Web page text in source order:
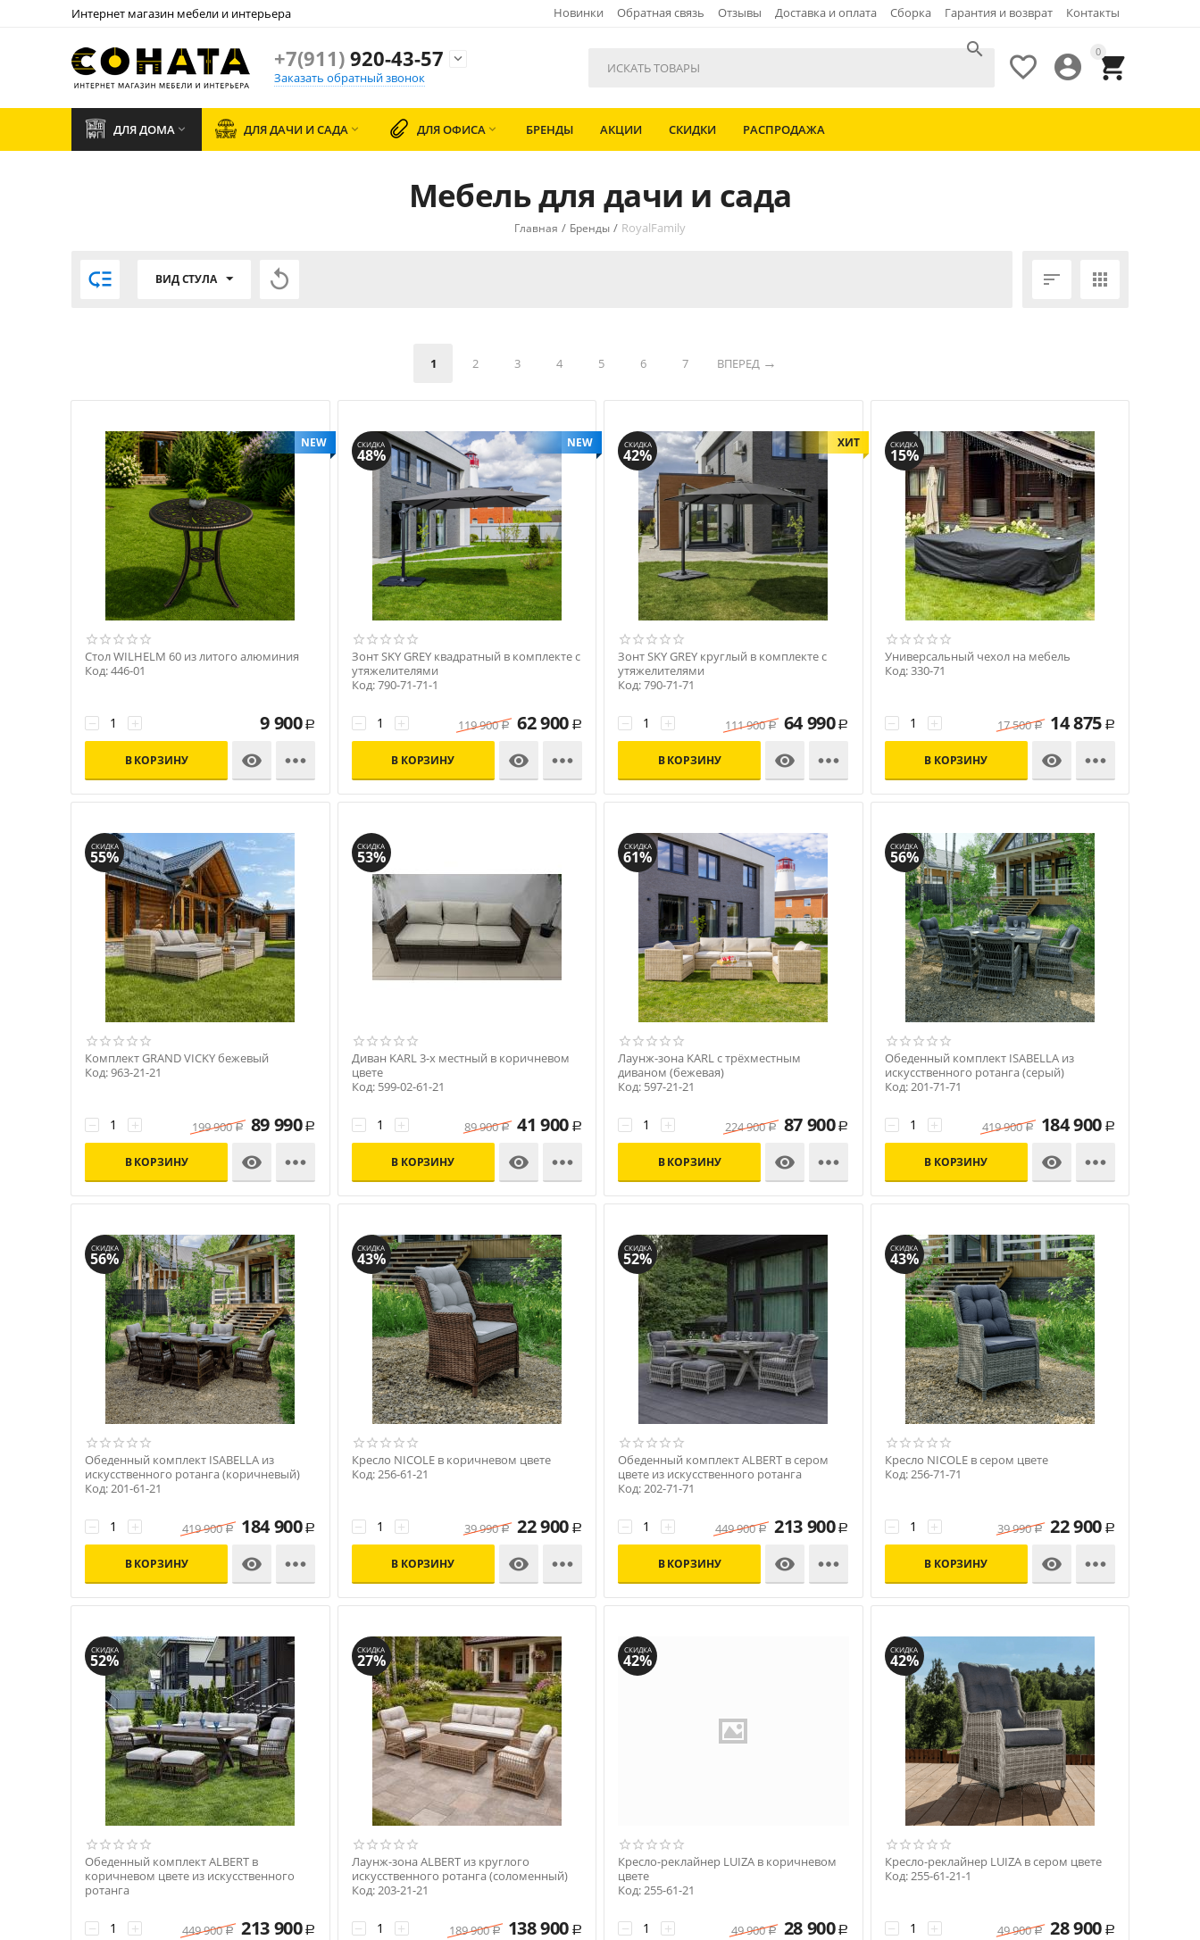
Интернет магазин мебели и интерьера Новинки Обратная связь Отзывы Доставка и оплата Сборка Гарантия и возврат Контакты
+7(911)920-43-57

Заказать обратный звонок
0



ДЛЯ ДОМА  ДЛЯ ДАЧИ И САДА  ДЛЯ ОФИСА  БРЕНДЫ АКЦИИ СКИДКИ РАСПРОДАЖА
Мебель для дачи и сада
Главная / Бренды / RoyalFamily
 ВИД СТУЛА 
1 2 3 4 5 6 7 ВПЕРЕД
 
NEW
Стол WILHELM 60 из литого алюминия
Код: 446-01
+
− 9 900 Р
В КОРЗИНУ 

NEW
СКИДКА
48%
Зонт SKY GREY квадратный в комплекте с
утяжелителями
Код: 790-71-71-1
+
− 119 900 Р 62 900 Р
В КОРЗИНУ 

ХИТ
СКИДКА
42%
Зонт SKY GREY круглый в комплекте с
утяжелителями
Код: 790-71-71
+
− 111 900 Р 64 990 Р
В КОРЗИНУ 

СКИДКА
15%
Универсальный чехол на мебель
Код: 330-71
+
− 17 500 Р 14 875 Р
В КОРЗИНУ 

СКИДКА
55%
Комплект GRAND VICKY бежевый
Код: 963-21-21
+
− 199 900 Р 89 990 Р
В КОРЗИНУ 

СКИДКА
53%
Диван KARL 3-х местный в коричневом
цвете
Код: 599-02-61-21
+
− 89 900 Р 41 900 Р
В КОРЗИНУ 

СКИДКА
61%
Лаунж-зона KARL с трёхместным
диваном (бежевая)
Код: 597-21-21
+
− 224 900 Р 87 900 Р
В КОРЗИНУ 

СКИДКА
56%
Обеденный комплект ISABELLA из
искусственного ротанга (серый)
Код: 201-71-71
+
− 419 900 Р 184 900 Р
В КОРЗИНУ 

СКИДКА
56%
Обеденный комплект ISABELLA из
искусственного ротанга (коричневый)
Код: 201-61-21
+
− 419 900 Р 184 900 Р
В КОРЗИНУ 

СКИДКА
43%
Кресло NICOLE в коричневом цвете
Код: 256-61-21
+
− 39 990 Р 22 900 Р
В КОРЗИНУ 

СКИДКА
52%
Обеденный комплект ALBERT в сером
цвете из искусственного ротанга
Код: 202-71-71
+
− 449 900 Р 213 900 Р
В КОРЗИНУ 

СКИДКА
43%
Кресло NICOLE в сером цвете
Код: 256-71-71
+
− 39 990 Р 22 900 Р
В КОРЗИНУ 

СКИДКА
52%
Обеденный комплект ALBERT в
коричневом цвете из искусственного
ротанга
+
− 449 900 Р 213 900 Р
СКИДКА
27%
Лаунж-зона ALBERT из круглого
искусственного ротанга (соломенный)
Код: 203-21-21
+
− 189 900 Р 138 900 Р
СКИДКА
42%
Кресло-реклайнер LUIZA в коричневом
цвете
Код: 255-61-21
+
− 49 900 Р 28 900 Р
СКИДКА
42%
Кресло-реклайнер LUIZA в сером цвете
Код: 255-61-21-1
+
− 49 900 Р 28 900 Р